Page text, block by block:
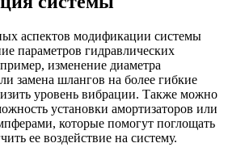
аспектов модификации системы
параметров гидравлических
изменение диаметра
замена шлангов на более гибкие
уровень вибрации. Также можно
установки амортизаторов или
которые помогут поглощать
ее воздействие на систему.